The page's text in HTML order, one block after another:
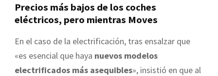
Precios más bajos de los coches
eléctricos, pero mientras Moves
En el caso de la electrificación, tras ensalzar que
«es esencial que haya nuevos modelos
electrificados más asequibles», insistió en que al